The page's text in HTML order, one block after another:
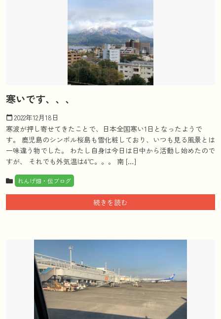
寒いです、、、
calendar_today 2022年12月18日
寒波が押し寄せてきたことで、日本全国寒い1日となったようで
す。 鹿児島のシンボル桜島も雪化粧しており、いつも見る風景とは
一味違う物でした。 わたし自身は今日は日中から活動し始めたので
すが、 それでも外気温は4℃。。。 南 […]
れんげ畑・伝ブログ
続きを読む